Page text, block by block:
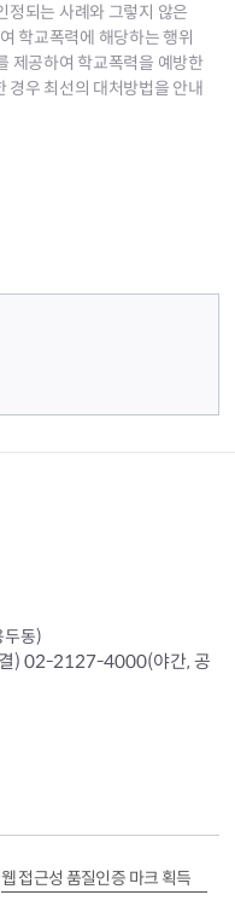
정되는 사례와 그렇지 않은
학교폭력에 해당하는 행위
제공하여 학교폭력을 예방한
경우 최선의 대처방법을 안내
동)
) 02-2127-4000(야간, 공
웹 접근성 품질인증 마크 획득